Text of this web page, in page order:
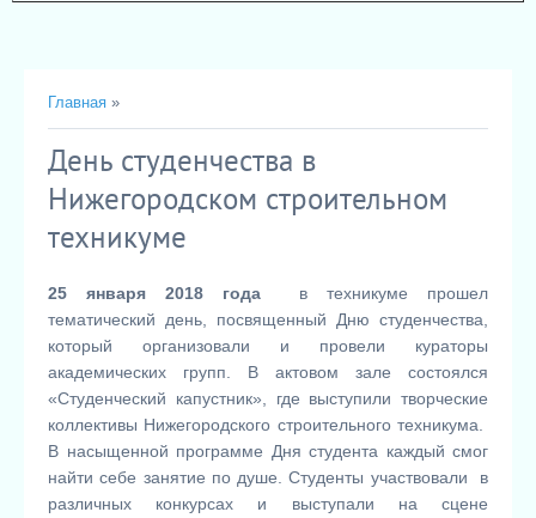
Главная »
День студенчества в
Нижегородском строительном
техникуме
25 января 2018 года в техникуме прошел
тематический день, посвященный Дню студенчества,
который организовали и провели кураторы
академических групп. В актовом зале состоялся
«Студенческий капустник», где выступили творческие
коллективы Нижегородского строительного техникума.
В насыщенной программе Дня студента каждый смог
найти себе занятие по душе. Студенты участвовали в
различных конкурсах и выступали на сцене